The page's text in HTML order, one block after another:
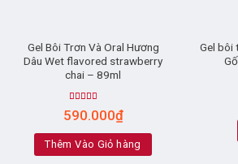
Gel Bôi Trơn Và Oral Hương
Dâu Wet flavored strawberry
chai – 89ml
Rated5.00
out of 5
590.000₫
Thêm Vào Giỏ hàng
Gel bôi